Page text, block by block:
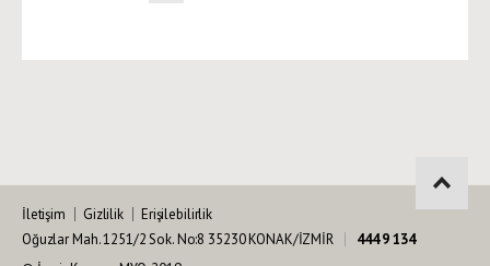
İletişim Gizlilik
Erişilebilirlik
Oğuzlar Mah. 1251/2 Sok. No:8 35230 KONAK/İZMİR
444 9 134